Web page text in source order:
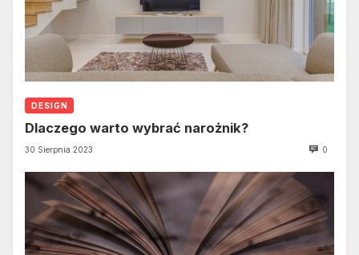
DESIGN
Dlaczego warto wybrać narożnik?
30 Sierpnia 2023 0